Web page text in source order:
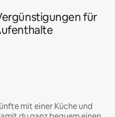
für
mit einer Küche und